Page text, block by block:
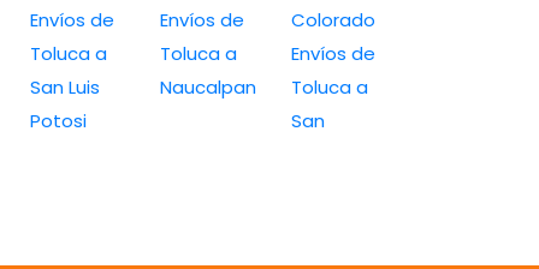
Envíos de
Toluca a
San Luis
Potosi
Envíos de
Toluca a
Naucalpan
Colorado
Envíos de
Toluca a
San